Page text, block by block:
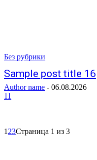
Без рубрики
Sample post title 16
Author name - 06.08.2026
11
1 23Страница 1 из 3